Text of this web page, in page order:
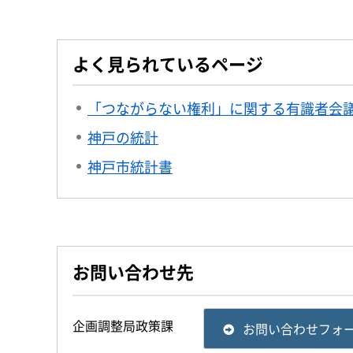
よく見られているページ
「つながらない権利」に関する有識者会
神戸の統計
神戸市統計書
お問い合わせ先
企画調整局政策課 お問い合わせフォ